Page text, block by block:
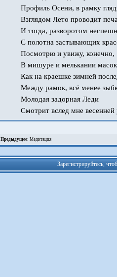
Профиль Осени, в рамку
Взглядом Лето проводит
И тогда, разворотом
С полотна застывающих
Посмотрю и увижу, конечно,
В мишуре и мелькании
Как на краешке зимней
Между рамок, всё менее
Молодая задорная Леди
Смотрит вслед мне весенней
Предыдущее: Медитация
Зарегистрируйтесь,